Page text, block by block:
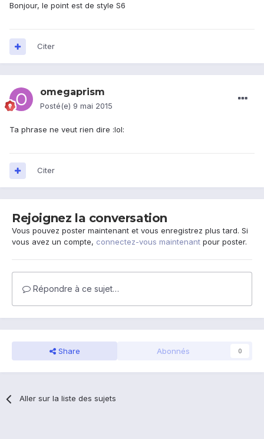
Bonjour, le point est de style S6
Citer
omegaprism
Posté(e) 9 mai 2015
Ta phrase ne veut rien dire :lol:
Citer
Rejoignez la conversation
Vous pouvez poster maintenant et vous enregistrez plus tard. Si
vous avez un compte, connectez-vous maintenant pour poster.
Répondre à ce sujet…
Share Abonnés 0
Aller sur la liste des sujets